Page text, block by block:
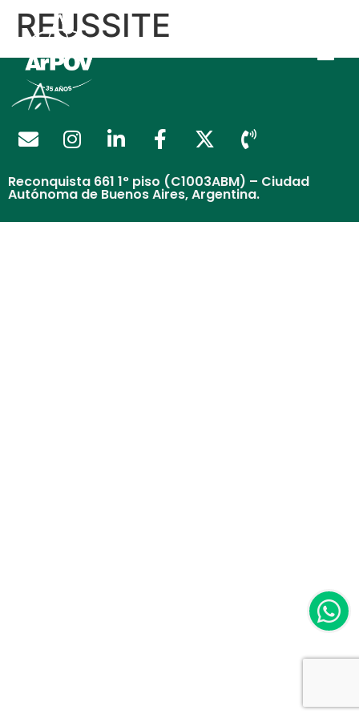
REUSSITE
Reconquista 661 1° piso (C1003ABM) – Ciudad
Autónoma de Buenos Aires, Argentina.